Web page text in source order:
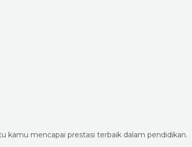
kamu mencapai prestasi terbaik dalam pendidikan.